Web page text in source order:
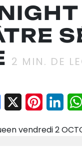
2 MIN. DE
Facebook
X
vendredi 2